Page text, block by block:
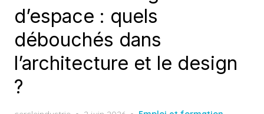
d’espace : quels
débouchés dans
l’architecture et le design
?